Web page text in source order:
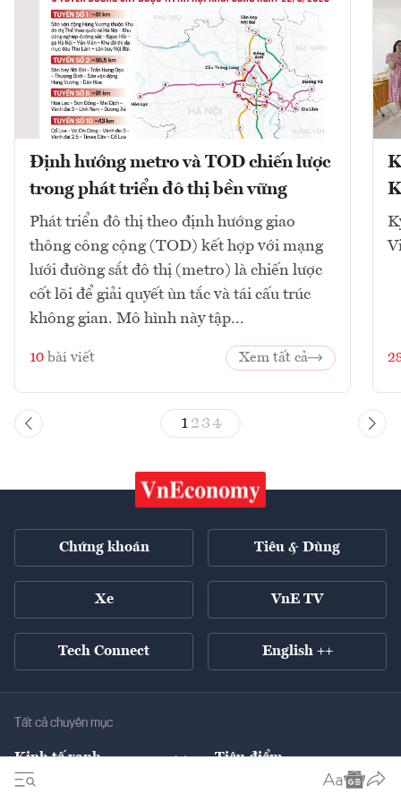
Định hướng metro và TOD chiến lược
trong phát triển đô thị bền vững
Phát triển đô thị theo định hướng giao
thông công cộng (TOD) kết hợp với mạng
lưới đường sắt đô thị (metro) là chiến lược
cốt lõi để giải quyết ùn tắc và tái cấu trúc
không gian. Mô hình này tập...
10 bài viết Xem tất cả
1 23 4
Chứng khoán Tiêu & Dùng
Xe VnE TV
Tech Connect English ++
Tất cả chuyên mục
Kinh tế xanh
Chuyển động xanh
Tiêu điểm